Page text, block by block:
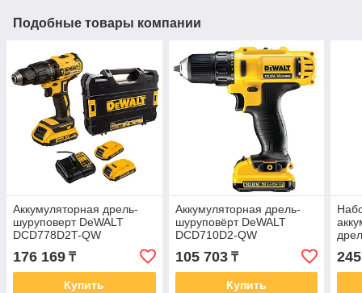
Подобные товары компании
Аккумуляторная дрель-
шуруповерт DeWALT
DCD778D2T-QW
176 169 ₸
Купить
Аккумуляторная дрель-
шуруповёрт DeWALT
DCD710D2-QW
105 703₸
Купить